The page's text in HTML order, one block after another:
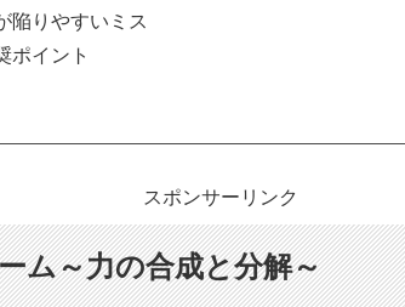
陥りやすいミス
ポイント
スポンサーリンク
ム～力の合成と分解～